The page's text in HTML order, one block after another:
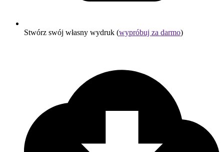
Stwórz swój własny wydruk (wypróbuj za darmo)